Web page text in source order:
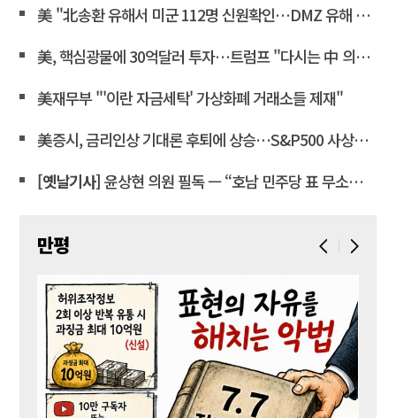
美 "北송환 유해서 미군 112명 신원확인…DMZ 유해 발굴 재개"
美, 핵심광물에 30억달러 투자…트럼프 "다시는 中 의존 않도록"
美재무부 "'이란 자금세탁' 가상화폐 거래소들 제재"
美증시, 금리인상 기대론 후퇴에 상승…S&P500 사상최고치 마감
[옛날기사] 윤상현 의원 필독 ㅡ “호남 민주당 표 무소속에 보태”… 전산 조작으로 ‘선거비 보전’ 의혹
만평